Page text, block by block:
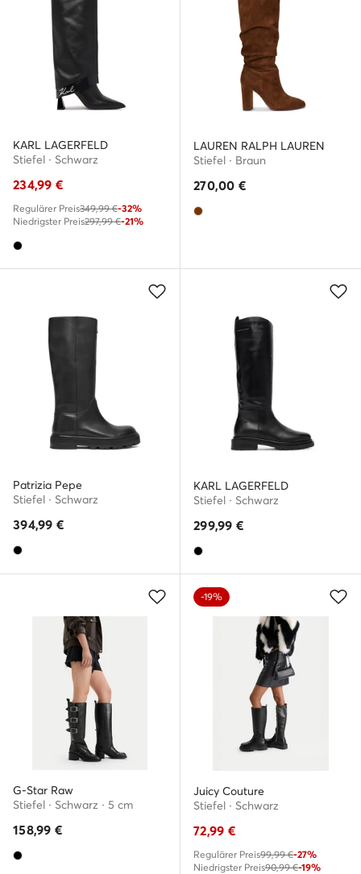
KARL LAGERFELD
Stiefel · Schwarz
234,99 €
Regulärer Preis349,99 €-32%
Niedrigster Preis297,99 €-21%
LAUREN RALPH LAUREN
Stiefel · Braun
270,00 €
Patrizia Pepe
Stiefel · Schwarz
394,99 €
KARL LAGERFELD
Stiefel · Schwarz
299,99 €
G-Star Raw
Stiefel · Schwarz · 5 cm
158,99 €
-19%
Juicy Couture
Stiefel · Schwarz
72,99 €
Regulärer Preis99,99 €-27%
Niedrigster Preis90,99 €-19%